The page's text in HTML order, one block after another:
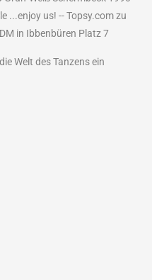
...enjoy us! -- Topsy.comzu
in Ibbenbüren Platz 7
Welt des Tanzens ein